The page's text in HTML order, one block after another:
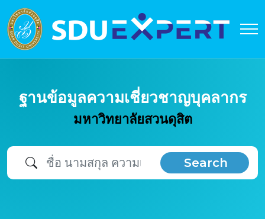
ฐานข้อมูลความเชี่ยวชาญบุคลากร
มหาวิทยาลัยสวนดุสิต
Search